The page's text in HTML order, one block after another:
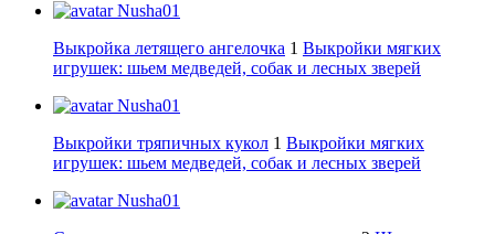
Nusha01
Выкройка летящего ангелочка 1 Выкройки мягких
игрушек: шьем медведей, собак и лесных зверей
Nusha01
Выкройки тряпичных кукол 1 Выкройки мягких
игрушек: шьем медведей, собак и лесных зверей
Nusha01